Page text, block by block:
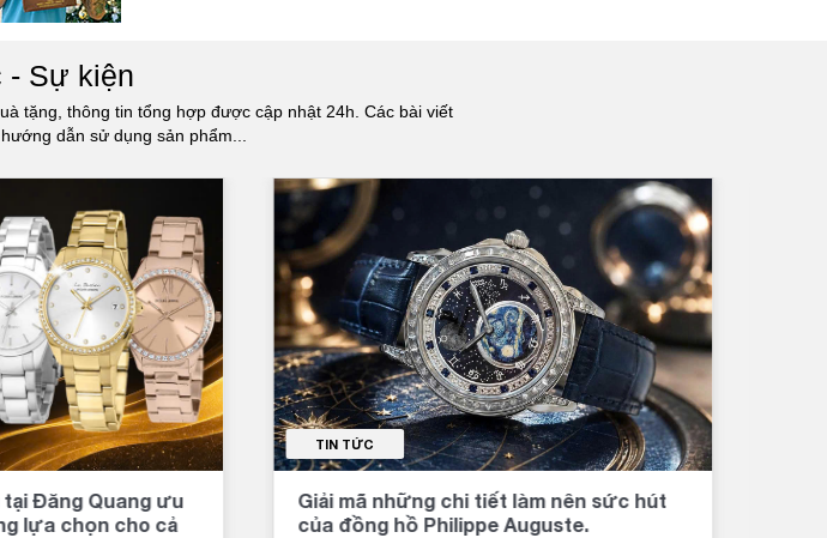
- Sự kiện
tặng, thông tin tổng hợp được cập nhật 24h. Các bài viết
dẫn sử dụng sản phẩm...
Đăng Quang ưu
lựa chọn cho cả
TIN TỨC
Giải mã những chi tiết làm nên sức hút
của đồng hồ Philippe Auguste.